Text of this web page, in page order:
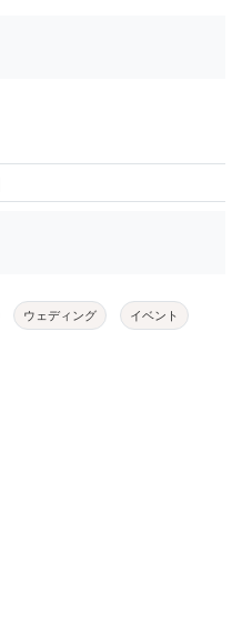
ウェディング イベント